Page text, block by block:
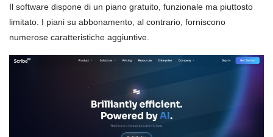
Il software dispone di un piano gratuito, funzionale ma piuttosto
limitato. I piani su abbonamento, al contrario, forniscono
numerose caratteristiche aggiuntive.